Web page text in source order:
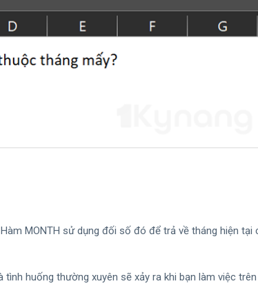
MONTH sử dụng đối số đó để trả về tháng hiện tại
huống thường xuyên sẽ xảy ra khi bạn làm việc trên